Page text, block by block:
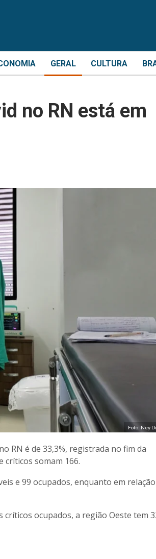
GERAL CULTURA
no RN está em
Foto: Ney
RN é de 33,3%, registrada no fim da
críticos somam 166.
e 99 ocupados, enquanto em
ocupados, a região Oeste tem